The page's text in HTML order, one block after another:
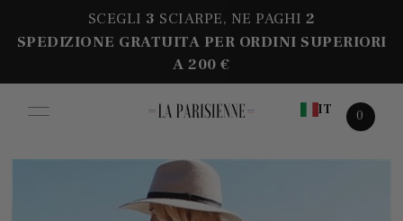
SCEGLI 3 SCIARPE, NE PAGHI 2
SPEDIZIONE GRATUITA PER ORDINI SUPERIORI
A 200 €
IT 0